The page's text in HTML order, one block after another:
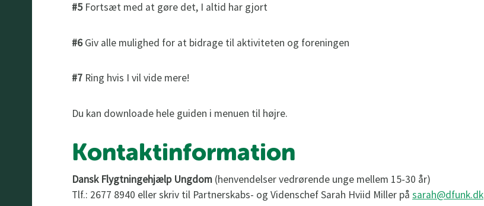
#5Fortsæt med at gøre det, I altid har gjort
#6Giv alle mulighed for at bidrage til aktiviteten og foreningen
#7Ring hvis I vil vide mere!
Du kan downloade hele guiden i menuen til højre.
Kontaktinformation
Dansk Flygtningehjælp Ungdom(henvendelser vedrørende unge mellem 15-30 år)
Tlf.: 2677 8940 eller skriv til Partnerskabs- og Videnschef Sarah Hviid Miller på sarah@dfunk.dk